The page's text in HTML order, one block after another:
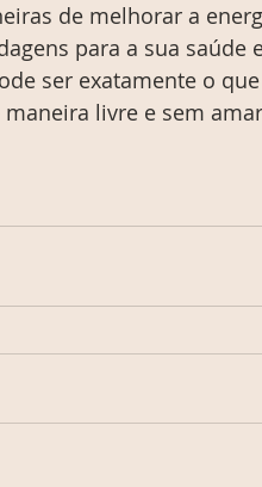
de melhorar a
para a sua saúde
ser exatamente o
livre e sem